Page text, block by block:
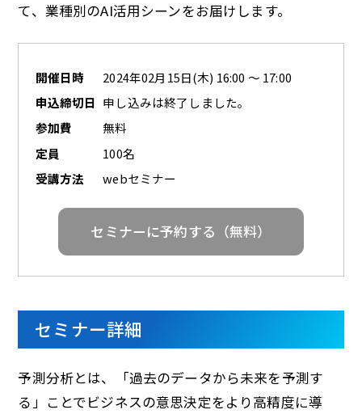
て、業種別のAI活用シーンをお届けします。
開催日時
2024年02月15日(木) 16:00 ～ 17:00
申込締切日 申し込みは終了しました。
参加費
無料
定員
100名
受講方法
webセミナー
セミナーに予約する（無料）
セミナー詳細
予測分析とは、「過去のデータから未来を予測す
る」ことでビジネスの意思決定をより高精度に導